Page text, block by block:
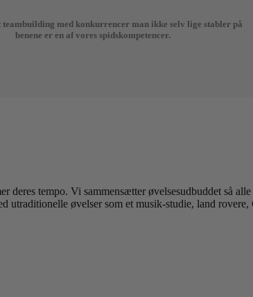
teambuilding med konkurrencer man ikke selv lige stabler på
benene er en af vores spidskompetencer.
deres tempo. Vi sammensætter øvelsesudbuddet så
øvelser som et musik-studie, land